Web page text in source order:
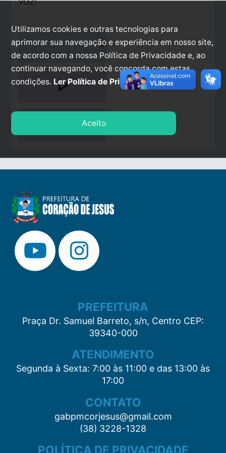
play_arrow
PREFEITURA
Praça Dr. Samuel Barreto, s/n, Centro CEP:
39340-000
ATENDIMENTO
Segunda à Sexta: 7:00 às 11:00 e das 13:00 às
17:00
CONTATO
gabpmcorjesus@gmail.com
(38) 3228-1328
POLÍTICA DE PRIVACIDADE
Utilizamos cookies e outras tecnologias para
aprimorar sua navegação e experiência em nosso site,
de acordo com a nossa Política de Privacidade e, ao
continuar navegando, você concorda com estas
condições. Ler Política de Privacidade.
Aceito